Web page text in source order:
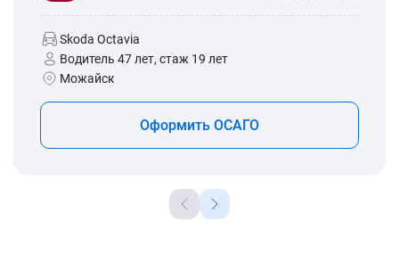
Skoda Octavia
Водитель 47 лет, стаж 19 лет
Можайск
Оформить ОСАГО